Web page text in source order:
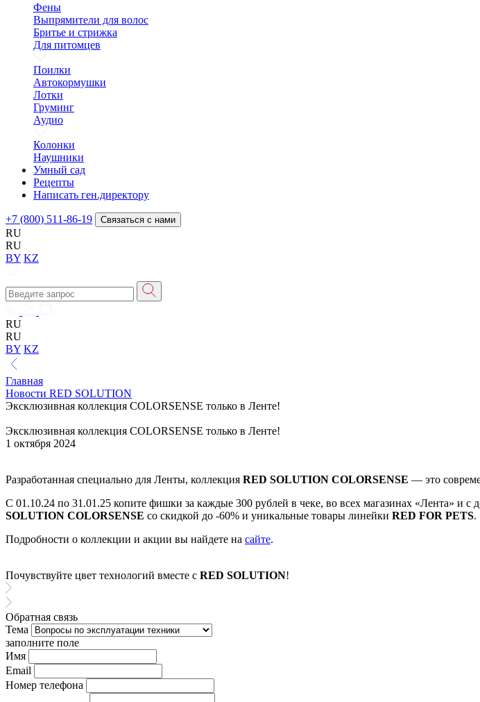
Фены
Выпрямители для волос
Бритье и стрижка
Для питомцев
Поилки
Автокормушки
Лотки
Груминг
Аудио
Колонки
Наушники
Умный сад
Рецепты
Написать ген.директору
+7 (800) 511-86-19 Связаться с нами
RU
RU
BY KZ
RU
RU
BY KZ
Главная
Новости RED SOLUTION
Эксклюзивная коллекция COLORSENSE только в Ленте!
Эксклюзивная коллекция COLORSENSE только в Ленте!
1 октября 2024
Разработанная специально для Ленты, коллекция RED SOLUTION COLORSENSE — это
С 01.10.24 по 31.01.25 копите фишки за каждые 300 рублей в чеке, во всех магазинах «Лента» и
SOLUTION COLORSENSE со скидкой до -60% и уникальные товары линейки RED FOR PETS.
Подробности о коллекции и акции вы найдете на сайте.
Почувствуйте цвет технологий вместе с RED SOLUTION!
Обратная связь
Тема
заполните поле
Имя
Email
Номер телефона